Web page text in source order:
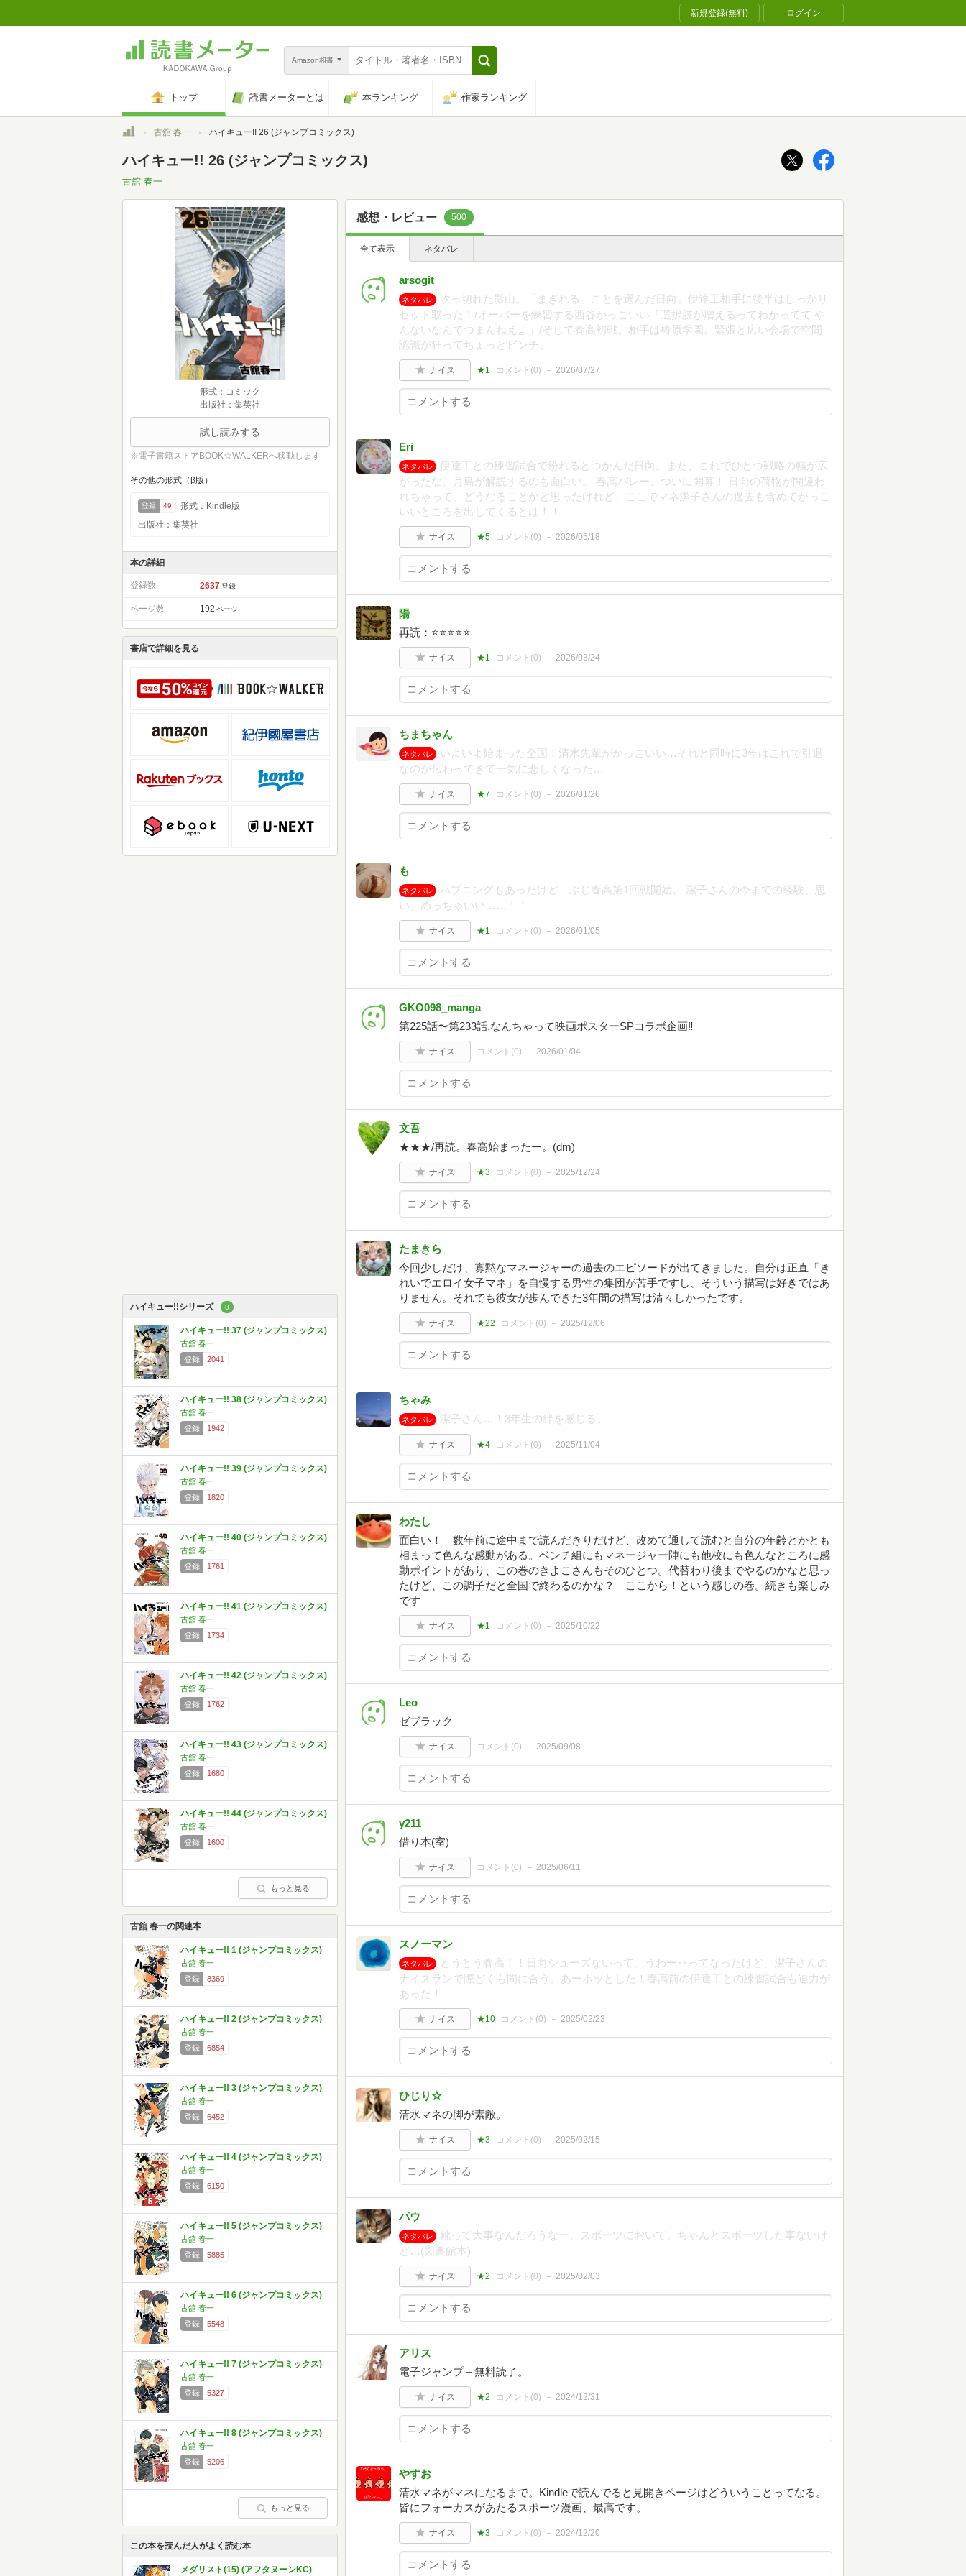
新規登録(無料) ログイン
Amazon和書
トップ 読書メーターとは 本ランキング 作家ランキング
トップ古舘 春一 ハイキュー!! 26 (ジャンプコミックス)
ハイキュー!! 26 (ジャンプコミックス)
古舘 春一
形式：コミック
出版社：集英社
試し読みする
※電子書籍ストアBOOK☆WALKERへ移動します
その他の形式（β版）
登録 49
形式：Kindle版
出版社：集英社
本の詳細
登録数 2637 登録
ページ数 192 ページ
書店で詳細を見る
ハイキュー!!シリーズ 8
ハイキュー!! 37 (ジャンプコミックス)
古舘 春一
登録
2041
ハイキュー!! 38 (ジャンプコミックス)
古舘 春一
登録
1942
ハイキュー!! 39 (ジャンプコミックス)
古舘 春一
登録
1820
ハイキュー!! 40 (ジャンプコミックス)
古舘 春一
登録
1761
ハイキュー!! 41 (ジャンプコミックス)
古舘 春一
登録
1734
ハイキュー!! 42 (ジャンプコミックス)
古舘 春一
登録
1762
ハイキュー!! 43 (ジャンプコミックス)
古舘 春一
登録
1680
ハイキュー!! 44 (ジャンプコミックス)
古舘 春一
登録
1600
もっと見る
古舘 春一の関連本
ハイキュー!! 1 (ジャンプコミックス)
古舘 春一
登録
8369
ハイキュー!! 2 (ジャンプコミックス)
古舘 春一
登録
6854
ハイキュー!! 3 (ジャンプコミックス)
古舘 春一
登録
6452
ハイキュー!! 4 (ジャンプコミックス)
古舘 春一
登録
6150
ハイキュー!! 5 (ジャンプコミックス)
古舘 春一
登録
5885
ハイキュー!! 6 (ジャンプコミックス)
古舘 春一
登録
5548
ハイキュー!! 7 (ジャンプコミックス)
古舘 春一
登録
5327
ハイキュー!! 8 (ジャンプコミックス)
古舘 春一
登録
5206
もっと見る
この本を読んだ人がよく読む本
メダリスト(15) (アフタヌーンKC)
感想・レビュー 500
全て表示 ネタバレ
arsogit
ネタバレ
吹っ切れた影山。「まぎれる」ことを選んだ日向。伊達工相手に後半はしっかり
セット取った！/オーバーを練習する西谷かっこいい「選択肢が増えるってわかってて や
んないなんてつまんねえよ」/そして春高初戦。相手は椿原学園。緊張と広い会場で空間
認識が狂ってちょっとピンチ。
ナイス ★1 コメント(0) 2026/07/27
Eri
ネタバレ
伊達工との練習試合で紛れるとつかんだ日向。また、これでひとつ戦略の幅が広
がったな。月島が解説するのも面白い。 春高バレー、ついに開幕！ 日向の荷物が間違わ
れちゃって、どうなることかと思ったけれど、ここでマネ潔子さんの過去も含めてかっこ
いいところを出してくるとは！！
ナイス ★5 コメント(0) 2026/05/18
陽
再読：⭐️⭐️⭐️⭐️⭐️
ナイス ★1 コメント(0) 2026/03/24
ちまちゃん
ネタバレ
いよいよ始まった全国！清水先輩がかっこいい…それと同時に3年はこれで引退
なのが伝わってきて一気に悲しくなった…
ナイス ★7 コメント(0) 2026/01/26
も
ネタバレ
ハプニングもあったけど、ぶじ春高第1回戦開始。 潔子さんの今までの経験、思
い、めっちゃいい……！！
ナイス ★1 コメント(0) 2026/01/05
GKO098_manga
第225話〜第233話,なんちゃって映画ポスターSPコラボ企画‼
ナイス コメント(0) 2026/01/04
文吾
★★★/再読。春高始まったー。(dm)
ナイス ★3 コメント(0) 2025/12/24
たまきら
今回少しだけ、寡黙なマネージャーの過去のエピソードが出てきました。自分は正直「き
れいでエロイ女子マネ」を自慢する男性の集団が苦手ですし、そういう描写は好きではあ
りません。それでも彼女が歩んできた3年間の描写は清々しかったです。
ナイス ★22 コメント(0) 2025/12/06
ちゃみ
ネタバレ 潔子さん…！3年生の絆を感じる。
ナイス ★4 コメント(0) 2025/11/04
わたし
面白い！ 数年前に途中まで読んだきりだけど、改めて通して読むと自分の年齢とかとも
相まって色んな感動がある。ベンチ組にもマネージャー陣にも他校にも色んなところに感
動ポイントがあり、この巻のきよこさんもそのひとつ。代替わり後までやるのかなと思っ
たけど、この調子だと全国で終わるのかな？ ここから！という感じの巻。続きも楽しみ
です
ナイス ★1 コメント(0) 2025/10/22
Leo
ゼブラック
ナイス コメント(0) 2025/09/08
y211
借り本(室)
ナイス コメント(0) 2025/06/11
スノーマン
ネタバレ
とうとう春高！！日向シューズないって、うわー‥ってなったけど、潔子さんの
ナイスランで際どくも間に合う。あーホッとした！春高前の伊達工との練習試合も迫力が
あった！
ナイス ★10 コメント(0) 2025/02/23
ひじり☆
清水マネの脚が素敵。
ナイス ★3 コメント(0) 2025/02/15
パウ
ネタバレ
靴って大事なんだろうなー、スポーツにおいて。ちゃんとスポーツした事ないけ
ど…(図書館本)
ナイス ★2 コメント(0) 2025/02/03
アリス
電子ジャンプ＋無料読了。
ナイス ★2 コメント(0) 2024/12/31
やすお
清水マネがマネになるまで。Kindleで読んでると見開きページはどういうことってなる。
皆にフォーカスがあたるスポーツ漫画、最高です。
ナイス ★3 コメント(0) 2024/12/20